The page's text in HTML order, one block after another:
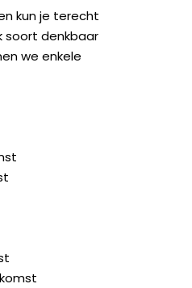
kun je terecht
soort denkbaar
we enkele